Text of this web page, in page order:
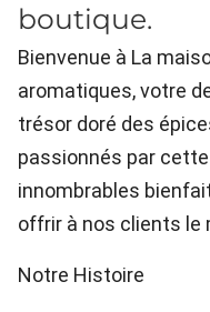
boutique.
Bienvenue à La
aromatiques, votre
trésor doré des
passionnés par
innombrables
offrir à nos clients le
Notre Histoire